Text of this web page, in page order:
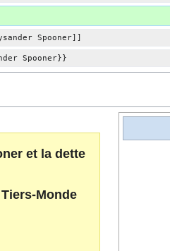
Spooner]]
Spooner}}
et la dette
Monde